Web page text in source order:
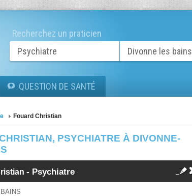
Recherchez un praticien
QUESTION DE SANTÉ
Fouard Christian
PSYCHIATRE À DIVONNE-
- Psychiatre